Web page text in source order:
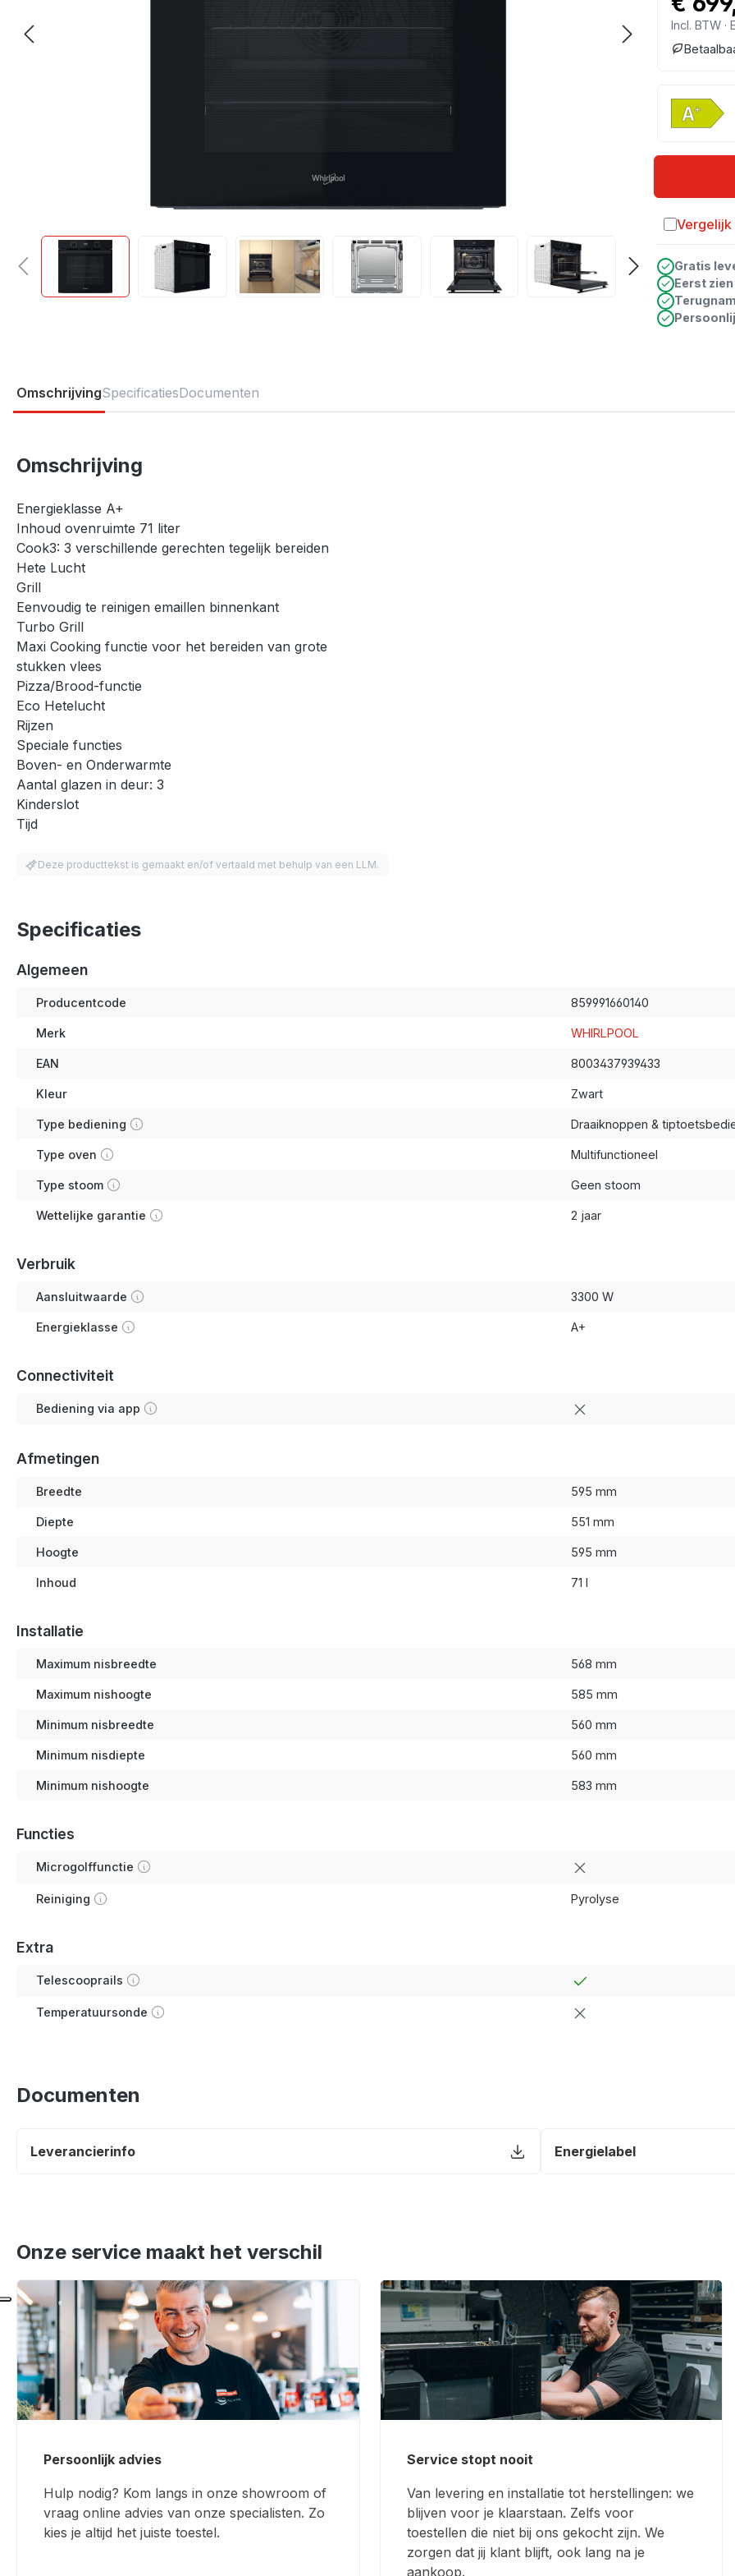
Incl. BTW
Vergelijk
Toevoegen
Gratis
Eerst
OmschrijvingSpecificatiesDocumenten
Omschrijving
Energieklasse A+
Inhoud ovenruimte 71 liter
Cook3: 3 verschillende gerechten tegelijk bereiden
Hete Lucht
Grill
Eenvoudig te reinigen emaillen binnenkant
Turbo Grill
Maxi Cooking functie voor het bereiden van grote
stukken vlees
Pizza/Brood-functie
Eco Hetelucht
Rijzen
Speciale functies
Boven- en Onderwarmte
Aantal glazen in deur: 3
Kinderslot
Tijd
Deze producttekst is gemaakt en/of vertaald met behulp van een LLM.
Specificaties
Algemeen
Producentcode 859991660140
Merk WHIRLPOOL
EAN 8003437939433
Kleur Zwart
Type bediening Draaiknoppen &
Type oven Multifunctioneel
Type stoom Geen stoom
Wettelijke garantie 2 jaar
Verbruik
Aansluitwaarde 3300 W
Energieklasse A+
Connectiviteit
Bediening via app
Afmetingen
Breedte 595 mm
Diepte 551 mm
Hoogte 595 mm
Inhoud 71 l
Installatie
Maximum nisbreedte 568 mm
Maximum nishoogte 585 mm
Minimum nisbreedte 560 mm
Minimum nisdiepte 560 mm
Minimum nishoogte 583 mm
Functies
Microgolffunctie
Reiniging Pyrolyse
Extra
Telescooprails
Temperatuursonde
Documenten
Leverancierinfo Energielabel
Onze service maakt het verschil
Persoonlijk advies
Hulp nodig? Kom langs in onze showroom of
vraag online advies van onze specialisten. Zo
kies je altijd het juiste toestel.
Service stopt nooit
Van levering en installatie tot herstellingen: we
blijven voor je klaarstaan. Zelfs voor
toestellen die niet bij ons gekocht zijn. We
zorgen dat jij klant blijft, ook lang na je
aankoop.